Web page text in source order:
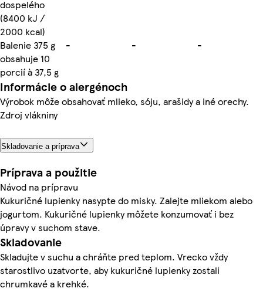
dospelého
(8400 kJ /
2000 kcal)
Balenie 375 g
obsahuje 10
porcií à 37,5 g
- - -
Informácie o alergénoch
Výrobok môže obsahovať mlieko, sóju, arašidy a iné orechy.
Zdroj vlákniny
Skladovanie a príprava
Príprava a použitie
Návod na prípravu
Kukuričné lupienky nasypte do misky. Zalejte mliekom alebo
jogurtom. Kukuričné lupienky môžete konzumovať i bez
úpravy v suchom stave.
Skladovanie
Skladujte v suchu a chráňte pred teplom. Vrecko vždy
starostlivo uzatvorte, aby kukuričné lupienky zostali
chrumkavé a krehké.